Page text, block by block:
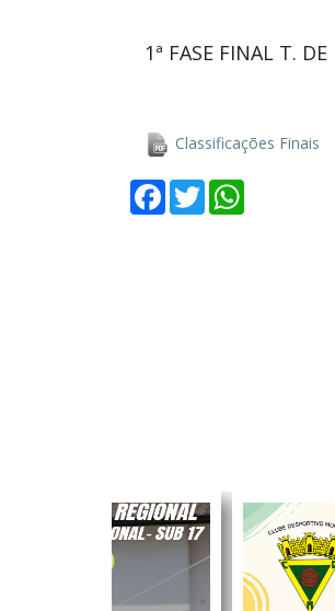
1ª FASE FINAL T.
Classificações Finais
Facebook
Twitter